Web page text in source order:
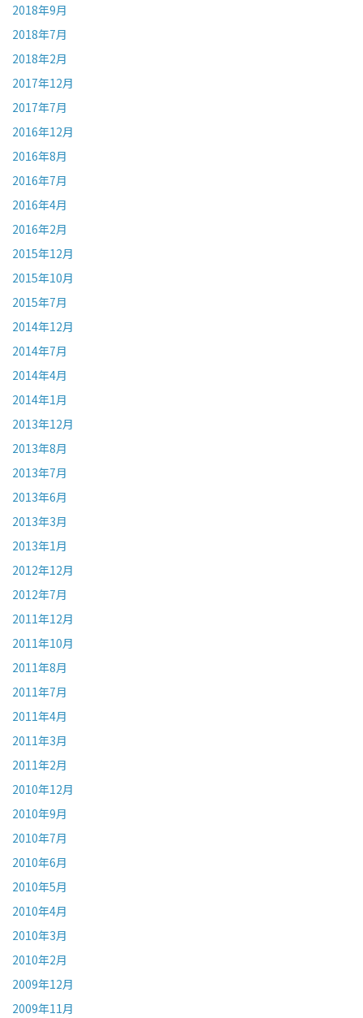
2018年9月
2018年7月
2018年2月
2017年12月
2017年7月
2016年12月
2016年8月
2016年7月
2016年4月
2016年2月
2015年12月
2015年10月
2015年7月
2014年12月
2014年7月
2014年4月
2014年1月
2013年12月
2013年8月
2013年7月
2013年6月
2013年3月
2013年1月
2012年12月
2012年7月
2011年12月
2011年10月
2011年8月
2011年7月
2011年4月
2011年3月
2011年2月
2010年12月
2010年9月
2010年7月
2010年6月
2010年5月
2010年4月
2010年3月
2010年2月
2009年12月
2009年11月